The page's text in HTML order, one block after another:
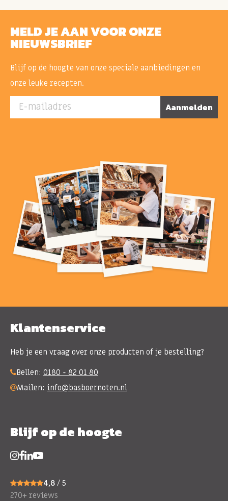
MELD JE AAN VOOR ONZE
NIEUWSBRIEF
Blijf op de hoogte van onze speciale aanbiedingen en
onze leuke recepten.
E-mailadres Aanmelden
Klantenservice
Heb je een vraag over onze producten of je bestelling?
Bellen: 0180 - 82 01 80
Mailen: info@basboernoten.nl
Blijf op de hoogte
4,8 / 5
270+ reviews